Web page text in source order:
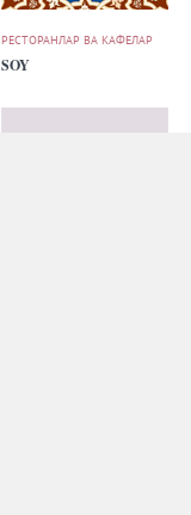
РЕСТОРАНЛАР ВА КАФЕЛАР
SOY